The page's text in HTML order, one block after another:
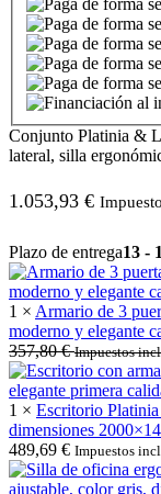
Conjunto Platinia &
lateral, silla
1.053,93 €
Plazo de entrega13 -
1 × Armario de 3
moderno y elegante
357,80€ Impuestos
1 × Escritorio
dimensiones
489,69 € Impuestos